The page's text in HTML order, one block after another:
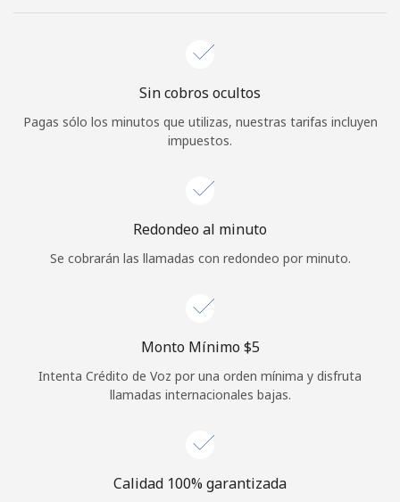
¿Olvidaste tu contraseña? →
Iniciar Sesión
o
Sin cobros ocultos
Pagas sólo los minutos que utilizas, nuestras tarifas incluyen
impuestos.
Redondeo al minuto
Se cobrarán las llamadas con redondeo por minuto.
Monto Mínimo ⁦$5⁩
Intenta Crédito de Voz por una orden mínima y disfruta
llamadas internacionales bajas.
Calidad 100% garantizada